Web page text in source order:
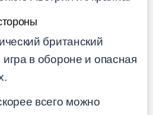
британский
в обороне и опасная
всего можно